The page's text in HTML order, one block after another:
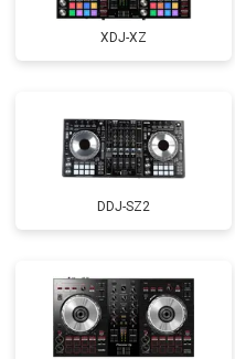
XDJ-XZ
DDJ-SZ2